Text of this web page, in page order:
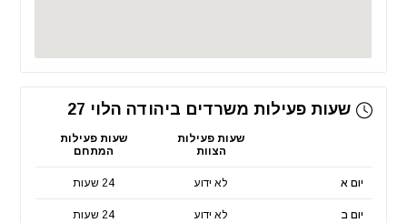
שעות פעילות משרדים ביהודה הלוי 27
שעות פעילות
הצוות
שעות פעילות
המתחם
יום א לא ידוע 24 שעות
יום ב לא ידוע 24 שעות